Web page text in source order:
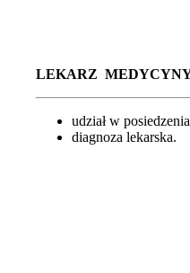
LEKARZ
udział w
diagnoza lekarska.